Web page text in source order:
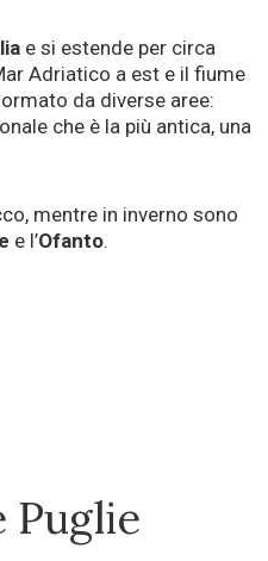
e si estende per circa
Adriatico a est e il fiume
da diverse aree:
che è la più antica, una
mentre in inverno sono
e l’Ofanto.
Puglie